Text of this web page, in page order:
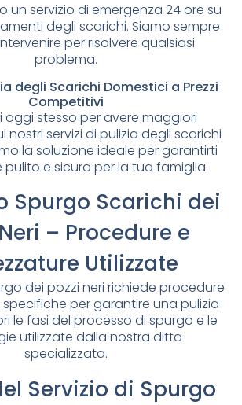
un servizio di emergenza 24 ore su
degli scarichi. Siamo sempre
per risolvere qualsiasi
problema.
degli Scarichi Domestici a Prezzi
Competitivi
stesso per avere maggiori
nostri servizi di pulizia degli scarichi
la soluzione ideale per garantirti
e sicuro per la tua famiglia.
Spurgo Scarichi dei
– Procedure e
Utilizzate
dei pozzi neri richiede procedure
per garantire una pulizia
le fasi del processo di spurgo e le
utilizzate dalla nostra ditta
specializzata.
Servizio di Spurgo